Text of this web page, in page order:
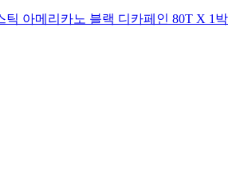
틱 아메리카노 블랙 디카페인 80T X 1박